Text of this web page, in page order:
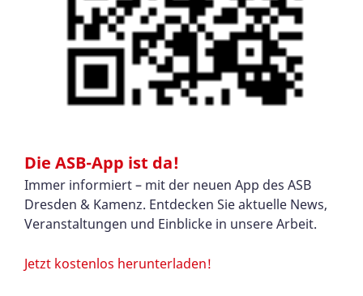
Die ASB-App ist da!
Immer informiert – mit der neuen App des ASB
Dresden & Kamenz. Entdecken Sie aktuelle News,
Veranstaltungen und Einblicke in unsere Arbeit.
Jetzt kostenlos herunterladen!